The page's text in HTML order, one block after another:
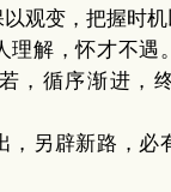
观变，把握时机
理解，怀才不遇
，循序渐进，
，另辟新路，必